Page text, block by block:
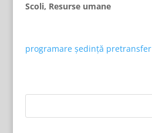
Scoli, Resurse umane
programare ședință pretransfer